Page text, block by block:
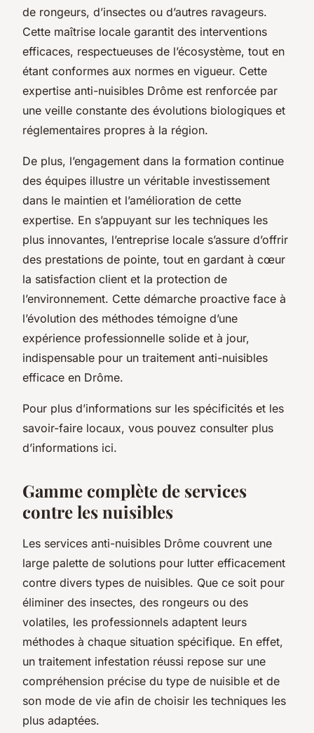
de rongeurs, d’insectes ou d’autres ravageurs.
Cette maîtrise locale garantit des interventions
efficaces, respectueuses de l’écosystème, tout en
étant conformes aux normes en vigueur. Cette
expertise anti-nuisibles Drôme est renforcée par
une veille constante des évolutions biologiques et
réglementaires propres à la région.
De plus, l’engagement dans la formation continue
des équipes illustre un véritable investissement
dans le maintien et l’amélioration de cette
expertise. En s’appuyant sur les techniques les
plus innovantes, l’entreprise locale s’assure d’offrir
des prestations de pointe, tout en gardant à cœur
la satisfaction client et la protection de
l’environnement. Cette démarche proactive face à
l’évolution des méthodes témoigne d’une
expérience professionnelle solide et à jour,
indispensable pour un traitement anti-nuisibles
efficace en Drôme.
Pour plus d’informations sur les spécificités et les
savoir-faire locaux, vous pouvez consulter plus
d’informations ici.
Gamme complète de services
contre les nuisibles
Les services anti-nuisibles Drôme couvrent une
large palette de solutions pour lutter efficacement
contre divers types de nuisibles. Que ce soit pour
éliminer des insectes, des rongeurs ou des
volatiles, les professionnels adaptent leurs
méthodes à chaque situation spécifique. En effet,
un traitement infestation réussi repose sur une
compréhension précise du type de nuisible et de
son mode de vie afin de choisir les techniques les
plus adaptées.